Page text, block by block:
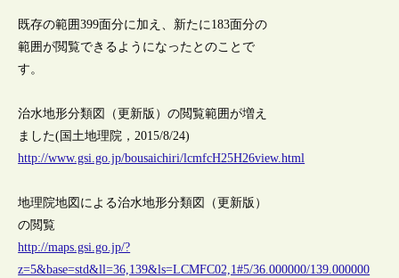
既存の範囲399面分に加え、新たに183面分の
範囲が閲覧できるようになったとのことで
す。
治水地形分類図（更新版）の閲覧範囲が増え
ました(国土地理院，2015/8/24)
http://www.gsi.go.jp/bousaichiri/lcmfcH25H26view.html
地理院地図による治水地形分類図（更新版）
の閲覧
http://maps.gsi.go.jp/?
z=5&base=std&ll=36,139&ls=LCMFC02,1#5/36.000000/139.000000